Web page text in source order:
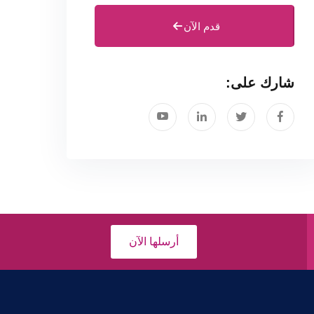
قدم الآن
شارك على:
أرسلها الآن